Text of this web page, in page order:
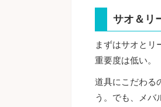
サオ＆リ
まずはサオとリ
重要度は低い。
道具にこだわる
う。でも、メバ